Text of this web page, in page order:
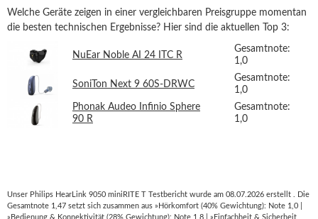
Welche Geräte zeigen in einer vergleichbaren Preisgruppe momentan
die besten technischen Ergebnisse? Hier sind die aktuellen Top 3:
NuEar Noble AI 24 ITC R
Gesamtnote:
1,0
SoniTon Next 9 60S-DRWC
Gesamtnote:
1,0
Phonak Audeo Infinio Sphere
90 R
Gesamtnote:
1,0
Unser Philips HearLink 9050 miniRITE T Testbericht wurde am 08.07.2026 erstellt . Die
Gesamtnote 1,47 setzt sich zusammen aus »Hörkomfort (40% Gewichtung): Note 1,0 |
»Bedienung & Konnektivität (28% Gewichtung): Note 1,8 | »Einfachheit & Sicherheit